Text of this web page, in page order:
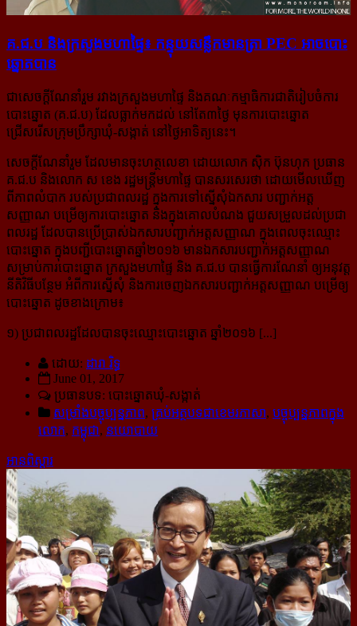
គ.ជ.ប និង​ក្រសួង​មហាផ្ទៃ៖ កន្ទុយ​សន្លឹក​មាន​ត្រា PEC អាច​បោះ​
ឆ្នោត​បាន
ជាសេចក្ដីណែនាំរួម រវាងក្រសួងមហាផ្ទៃ និងគណៈកម្មាធិការជាតិរៀបចំការ
បោះឆ្នោត (គ.ជ.ប) ដែលធ្លាក់មកដល់ នៅតែ៣ថ្ងៃ មុនការបោះឆ្នោត
ជ្រើសរើសក្រុមប្រឹក្សាឃុំ-សង្កាត់ នៅថ្ងៃអាទិត្យនេះ។
សេចក្ដីណែនាំរួម ដែលមានចុះហត្ថលេខា ដោយលោក ស៊ិក ប៊ុនហុក ប្រធាន
គ.ជ.ប និងលោក ស ខេង រដ្ឋមន្ត្រីមហាផ្ទៃ បានសរសេរថា ដោយមើលឃើញ
ពីភាព​លំបាក របស់ប្រជាពលរដ្ឋ ក្នុងការទៅស្នើសុំឯកសារ បញ្ជាក់អត្ត
សញ្ញាណ បម្រើឲ្យការបោះឆ្នោត និងក្នុងគោលបំណង ជួយសម្រួលដល់ប្រជា
ពលរដ្ឋ ដែលបានប្រើប្រាស់ឯកសារបញ្ជាក់អត្តសញ្ញាណ ក្នុងពេលចុះឈ្មោះ​
បោះឆ្នោត ក្នុងបញ្ជីបោះឆ្នោតឆ្នាំ២០១៦ មានឯកសារ​បញ្ជាក់​អត្តសញ្ញាណ​
សម្រាប់ការបោះឆ្នោត ក្រសួងមហាផ្ទៃ និង គ.ជ.ប បានធ្វើការណែនាំ ឲ្យអនុវត្ត
នីតិវិធីបន្ថែម អំពីការស្នើសុំ និងការចេញឯកសារបញ្ជាក់​អត្តសញ្ញាណ បម្រើឲ្យ
បោះឆ្នោត ដូចខាងក្រោម៖
១) ប្រជាពលរដ្ឋ​ដែលបានចុះឈ្មោះ​បោះឆ្នោត ឆ្នាំ២០១៦ [...]
ដោយ: ដារា រិទ្ធ
June 01, 2017
ប្រធានបទ: បោះឆ្នោតឃុំ-សង្កាត់
សម្រាំងបច្ចុប្បន្នភាព, គ្រប់អត្ថបទជាខេមរភាសា, បច្ចុប្បន្នភាពក្នុង
លោក, កម្ពុជា, នយោបាយ
អានពិស្ដារ